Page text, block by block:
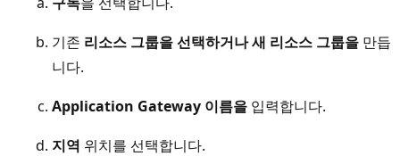
기존 리소스 그룹을 선택하거나 새 리소스 그룹을 만듭
니다.
Application Gateway 이름을 입력합니다.
지역 위치를 선택합니다.